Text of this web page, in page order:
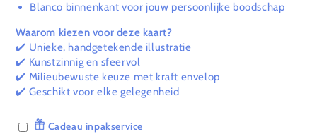
Blanco binnenkant voor jouw persoonlijke boodschap
Waarom kiezen voor deze kaart?
✔️ Unieke, handgetekende illustratie
✔️ Kunstzinnig en sfeervol
✔️ Milieubewuste keuze met kraft envelop
✔️ Geschikt voor elke gelegenheid
Cadeau inpakservice